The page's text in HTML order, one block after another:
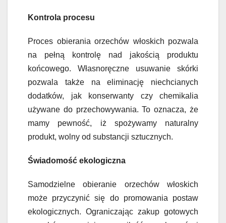
Kontrola procesu
Proces obierania orzechów włoskich pozwala
na pełną kontrolę nad jakością produktu
końcowego. Własnoręczne usuwanie skórki
pozwala także na eliminację niechcianych
dodatków, jak konserwanty czy chemikalia
używane do przechowywania. To oznacza, że
mamy pewność, iż spożywamy naturalny
produkt, wolny od substancji sztucznych.
Świadomość ekologiczna
Samodzielne obieranie orzechów włoskich
może przyczynić się do promowania postaw
ekologicznych. Ograniczając zakup gotowych